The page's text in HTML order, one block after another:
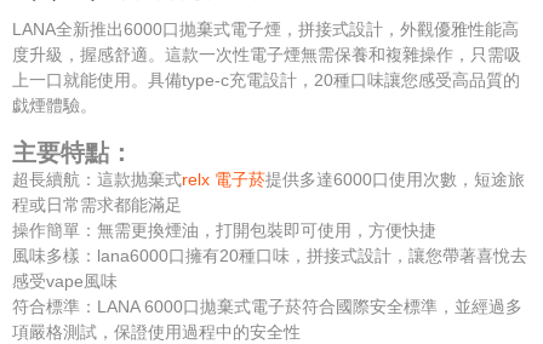
LANA全新推出6000口抛棄式電子煙，拼接式設計，外觀優雅性能高
度升級，握感舒適。這款一次性電子煙無需保養和複雜操作，只需吸
上一口就能使用。具備type-c充電設計，20種口味讓您感受高品質的
戯煙體驗。
主要特點：
超長續航：這款抛棄式relx 電子菸提供多達6000口使用次數，短途旅
程或日常需求都能滿足
操作簡單：無需更換煙油，打開包裝即可使用，方便快捷
風味多樣：lana6000口擁有20種口味，拼接式設計，讓您帶著喜悅去
感受vape風味
符合標準：LANA 6000口拋棄式電子菸符合國際安全標準，並經過多
項嚴格測試，保證使用過程中的安全性